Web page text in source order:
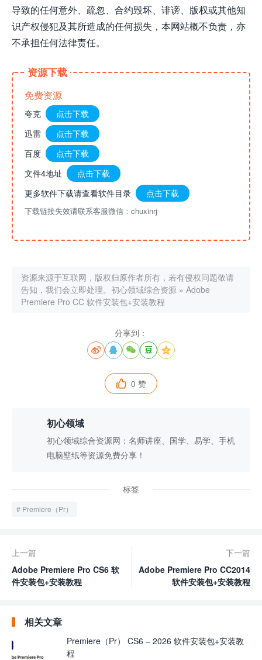
导致的任何意外、疏忽、合约毁坏、诽谤、版权或其他知
识产权侵犯及其所造成的任何损失，本网站概不负责，亦
不承担任何法律责任。
资源下载
免费资源
夸克
点击下载
迅雷
点击下载
百度
点击下载
文件4地址
点击下载
更多软件下载请查看软件目录
点击下载
下载链接失效请联系客服微信：chuxinrj
资源来源于互联网，版权归原作者所有，若有侵权问题敬请
告知，我们会立即处理。 初心领域综合资源 » Adobe
Premiere Pro CC 软件安装包+安装教程
分享到：
    
 0 赞
初心领域
初心领域综合资源网：名师讲座、国学、易学、手机
电脑壁纸等资源免费分享！
标签
Premiere（Pr）
上一篇
Adobe Premiere Pro CS6 软
件安装包+安装教程
下一篇
Adobe Premiere Pro CC2014
软件安装包+安装教程
相关文章
Premiere（Pr） CS6 – 2026 软件安装包+安装教
程